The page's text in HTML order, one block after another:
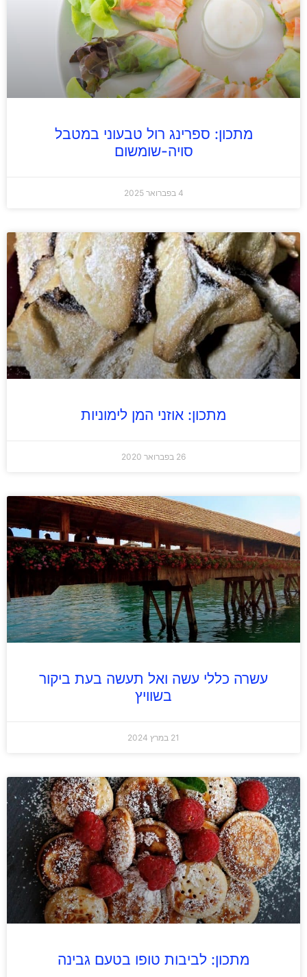
מתכון: ספרינג רול טבעוני במטבל
סויה-שומשום
4 בפברואר 2025
מתכון: אוזני המן לימוניות
26 בפברואר 2020
עשרה כללי עשה ואל תעשה בעת ביקור
בשוויץ
21 במרץ 2024
מתכון: לביבות טופו בטעם גבינה